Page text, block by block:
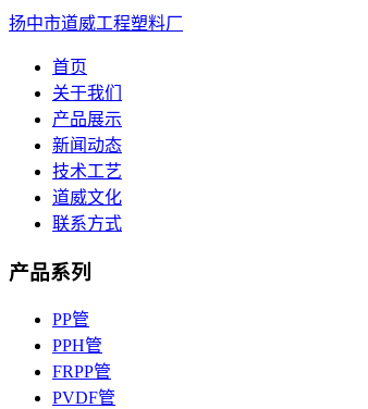
扬中市道威工程塑料厂
首页
关于我们
产品展示
新闻动态
技术工艺
道威文化
联系方式
产品系列
PP管
PPH管
FRPP管
PVDF管